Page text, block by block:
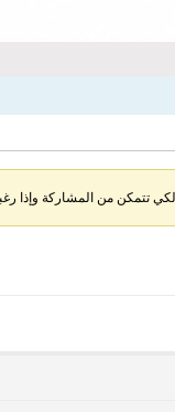
تتمكن من المشاركة وإذا